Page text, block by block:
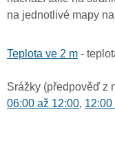
na jednotlivé mapy
Teplota ve 2 m -
Srážky (předpověď z
06:00 až 12:00, 12:00